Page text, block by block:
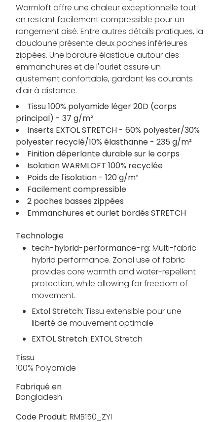
Warmloft offre une chaleur exceptionnelle tout
en restant facilement compressible pour un
rangement aisé. Entre autres détails pratiques, la
doudoune présente deux poches inférieures
zippées. Une bordure élastique autour des
emmanchures et de l'ourlet assure un
ajustement confortable, gardant les courants
d'air à distance.
Tissu 100% polyamide léger 20D (corps
principal) - 37 g/m²
Inserts EXTOL STRETCH - 60% polyester/30%
polyester recyclé/10% élasthanne - 235 g/m²
Finition déperlante durable sur le corps
Isolation WARMLOFT 100% recyclée
Poids de l'isolation - 120 g/m²
Facilement compressible
2 poches basses zippées
Emmanchures et ourlet bordés STRETCH
Technologie
tech-hybrid-performance-rg: Multi-fabric
hybrid performance. Zonal use of fabric
provides core warmth and water-repellent
protection, while allowing for freedom of
movement.
Extol Stretch: Tissu extensible pour une
liberté de mouvement optimale
EXTOL Stretch: EXTOL Stretch
Tissu
100% Polyamide
Fabriqué en
Bangladesh
Code Produit: RMB150_ZYI